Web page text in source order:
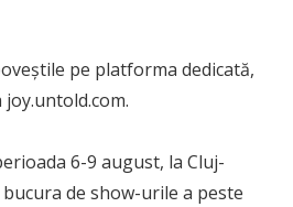
pe platforma dedicată,
6-9 august, la Cluj-
de show-urile a peste